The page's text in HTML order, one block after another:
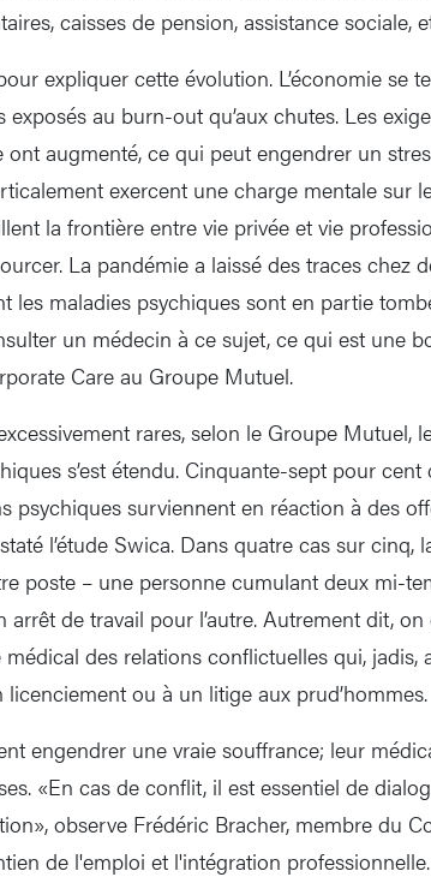
caisses de pension, assistance sociale,
expliquer cette évolution. L’économie se
au burn-out qu’aux chutes. Les
augmenté, ce qui peut engendrer un
exercent une charge mentale sur
la frontière entre vie privée et vie
La pandémie a laissé des traces chez
les maladies psychiques sont en partie
un médecin à ce sujet, ce qui est une
Care au Groupe Mutuel.
rares, selon le Groupe Mutuel,
s’est étendu. Cinquante-sept pour cent
psychiques surviennent en réaction à des
l’étude Swica. Dans quatre cas sur cinq,
poste – une personne cumulant deux mi-
arrêt de travail pour l’autre. Autrement dit,
des relations conflictuelles qui, jadis,
ou à un litige aux prud’hommes.
engendrer une vraie souffrance; leur
«En cas de conflit, il est essentiel de
observe Frédéric Bracher, membre du
de l'emploi et l'intégration